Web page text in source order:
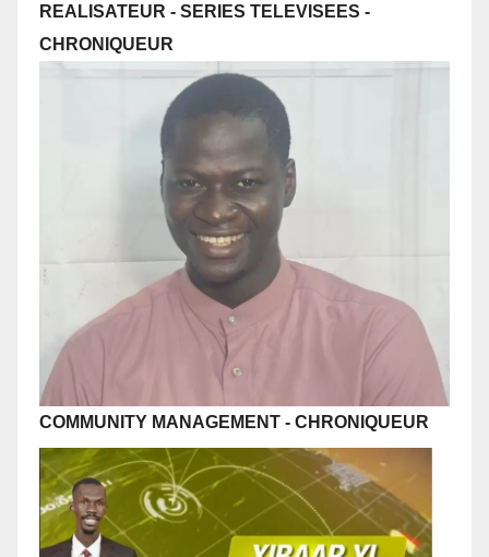
REALISATEUR - SERIES TELEVISEES -
CHRONIQUEUR
COMMUNITY MANAGEMENT - CHRONIQUEUR